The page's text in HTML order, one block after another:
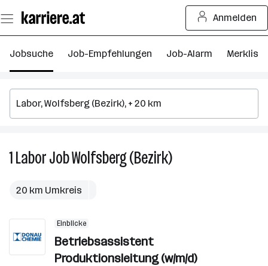
Seiteninhalt
springen
Anmelden
Jobsuche Job-Empfehlungen Job-Alarm Merkliste
1LaborJobWolfsberg (Bezirk)1
20 km Umkreis
Einblicke
Betriebsassistent
Produktionsleitung (w/m/d)